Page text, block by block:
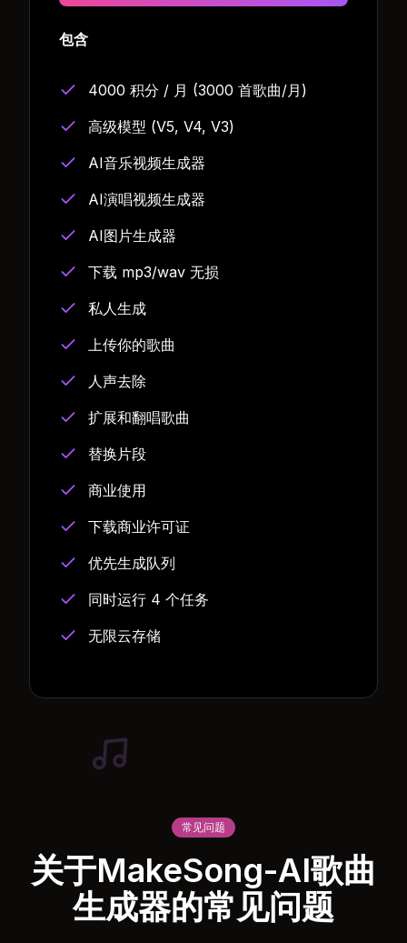
包含
4000 积分 / 月 (3000 首歌曲/月)
高级模型 (V5, V4, V3)
AI音乐视频生成器
AI演唱视频生成器
AI图片生成器
下载 mp3/wav 无损
私人生成
上传你的歌曲
人声去除
扩展和翻唱歌曲
替换片段
商业使用
下载商业许可证
优先生成队列
同时运行 4 个任务
无限云存储
常见问题
关于MakeSong-AI歌曲
生成器的常见问题